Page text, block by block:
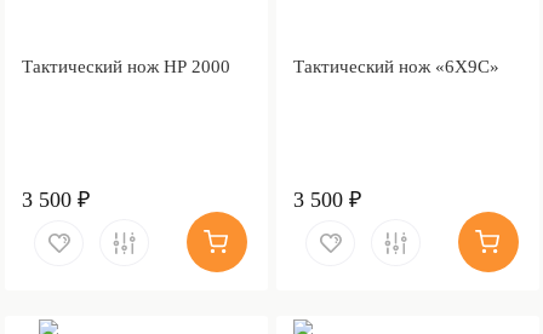
Тактический нож НР 2000
3 500 ₽
Тактический нож «6Х9С»
3 500 ₽